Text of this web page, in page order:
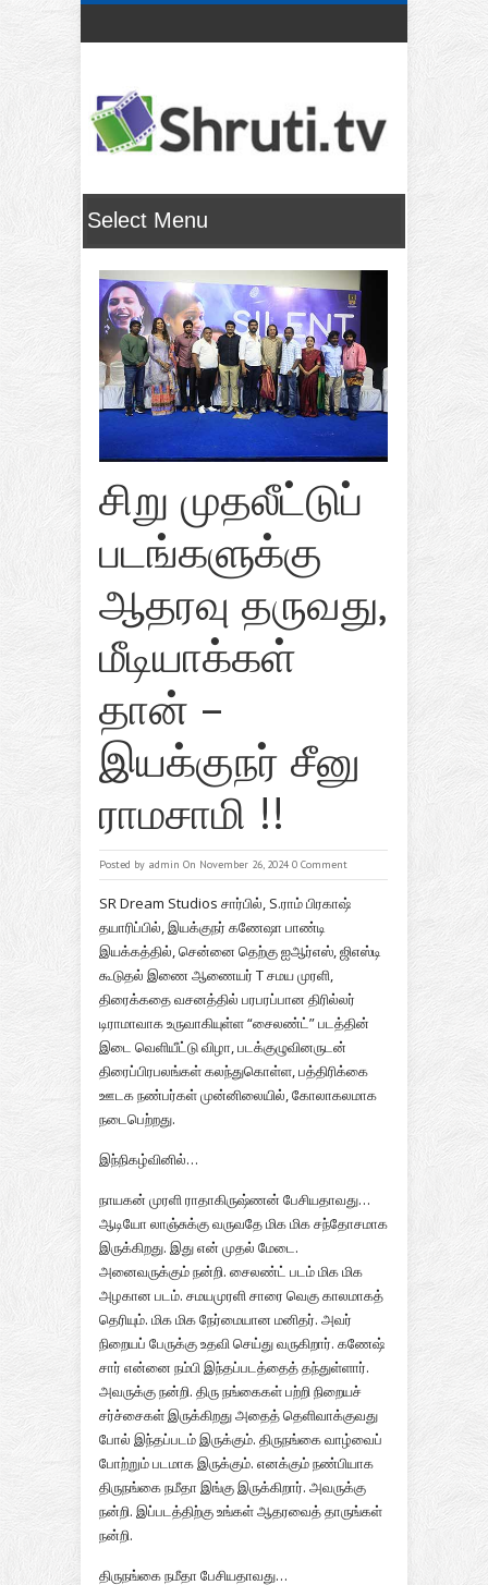
சிறு முதலீட்டுப்
படங்களுக்கு
ஆதரவு தருவது,
மீடியாக்கள்
தான் –
இயக்குநர் சீனு
ராமசாமி !!
Posted by admin On November 26, 2024 0 Comment
SR Dream Studios சார்பில், S.ராம் பிரகாஷ்
தயாரிப்பில், இயக்குநர் கணேஷா பாண்டி
இயக்கத்தில், சென்னை தெற்கு ஐஆர்எஸ், ஜிஎஸ்டி
கூடுதல் இணை ஆணையர் T சமய முரளி,
திரைக்கதை வசனத்தில் பரபரப்பான திரில்லர்
டிராமாவாக உருவாகியுள்ள “சைலண்ட்” படத்தின்
இடை வெளியீட்டு விழா, படக்குழுவினருடன்
திரைப்பிரபலங்கள் கலந்துகொள்ள, பத்திரிக்கை
ஊடக நண்பர்கள் முன்னிலையில், கோலாகலமாக
நடைபெற்றது.
இந்நிகழ்வினில்…
நாயகன் முரளி ராதாகிருஷ்ணன் பேசியதாவது…
ஆடியோ லாஞ்சுக்கு வருவதே மிக மிக சந்தோசமாக
இருக்கிறது. இது என் முதல் மேடை.
அனைவருக்கும் நன்றி. சைலண்ட் படம் மிக மிக
அழகான படம். சமயமுரளி சாரை வெகு காலமாகத்
தெரியும். மிக மிக நேர்மையான மனிதர். அவர்
நிறையப் பேருக்கு உதவி செய்து வருகிறார். கணேஷ்
சார் என்னை நம்பி இந்தப்படத்தைத் தந்துள்ளார்.
அவருக்கு நன்றி. திரு நங்கைகள் பற்றி நிறையச்
சர்ச்சைகள் இருக்கிறது அதைத் தெளிவாக்குவது
போல் இந்தப்படம் இருக்கும். திருநங்கை வாழ்வைப்
போற்றும் படமாக இருக்கும். எனக்கும் நண்பியாக
திருநங்கை நமீதா இங்கு இருக்கிறார். அவருக்கு
நன்றி. இப்படத்திற்கு உங்கள் ஆதரவைத் தாருங்கள்
நன்றி.
திருநங்கை நமீதா பேசியதாவது…